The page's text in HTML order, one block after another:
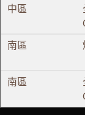
中區
南區
南區